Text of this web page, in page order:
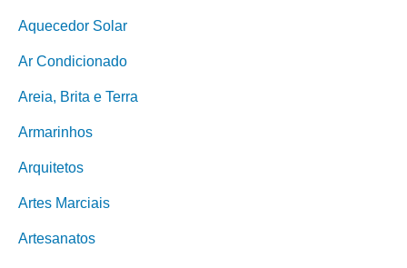
Aquecedor Solar
Ar Condicionado
Areia, Brita e Terra
Armarinhos
Arquitetos
Artes Marciais
Artesanatos